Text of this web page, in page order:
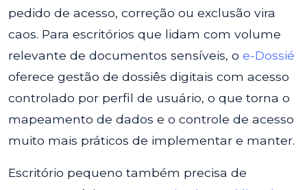
pedido de acesso, correção ou exclusão vira
caos. Para escritórios que lidam com volume
relevante de documentos sensíveis, o e-Dossié
oferece gestão de dossiês digitais com acesso
controlado por perfil de usuário, o que torna o
mapeamento de dados e o controle de acesso
muito mais práticos de implementar e manter.
Escritório pequeno também precisa de